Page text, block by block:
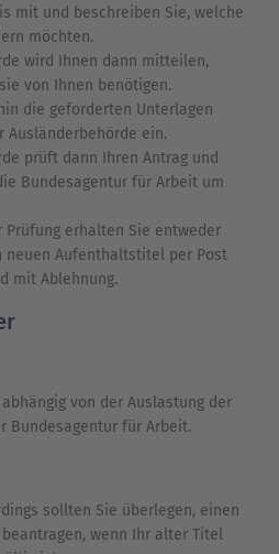
mit und beschreiben Sie, welche
möchten.
wird Ihnen dann mitteilen,
von Ihnen benötigen.
die geforderten Unterlagen
ein.
prüft dann Ihren Antrag und
Bundesagentur für Arbeit um
Prüfung erhalten Sie entweder
neuen Aufenthaltstitel per Post
mit Ablehnung.
von der Auslastung der
Bundesagentur für Arbeit.
sollten Sie überlegen, einen
wenn Ihr alter Titel